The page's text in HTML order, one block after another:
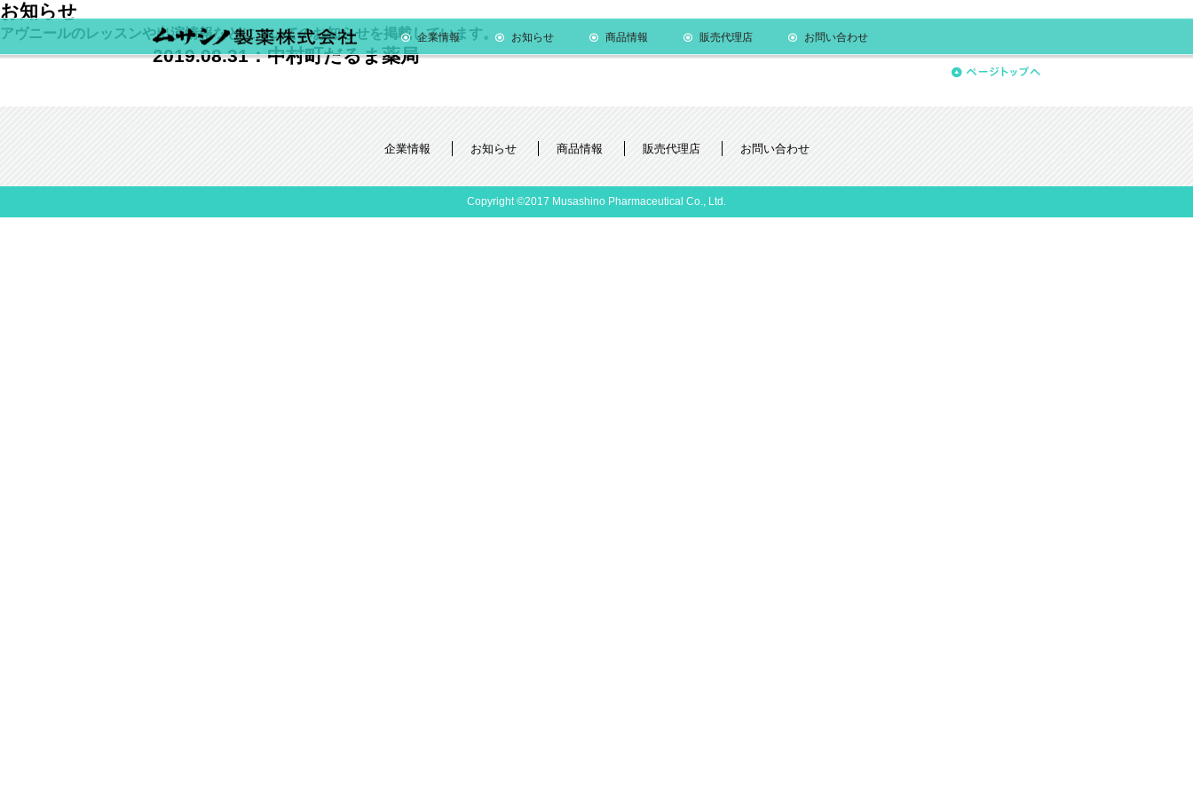
企業情報 お知らせ 商品情報 販売代理店 お問い合わせ
お知らせ
アヴニールのレッスンや出演情報などについてのお知らせを掲載しています。
2019.08.31：中村町だるま薬局
企業情報 お知らせ 商品情報 販売代理店 お問い合わせ
Copyright ©2017 Musashino Pharmaceutical Co., Ltd.